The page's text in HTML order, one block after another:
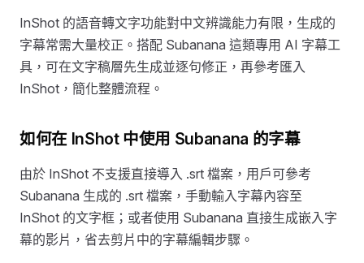
InShot 的語音轉文字功能對中文辨識能力有限，生成的
字幕常需大量校正。搭配 Subanana 這類專用 AI 字幕工
具，可在文字稿層先生成並逐句修正，再參考匯入
InShot，簡化整體流程。
如何在 InShot 中使用 Subanana 的字幕
由於 InShot 不支援直接導入 .srt 檔案，用戶可參考
Subanana 生成的 .srt 檔案，手動輸入字幕內容至
InShot 的文字框；或者使用 Subanana 直接生成嵌入字
幕的影片，省去剪片中的字幕編輯步驟。